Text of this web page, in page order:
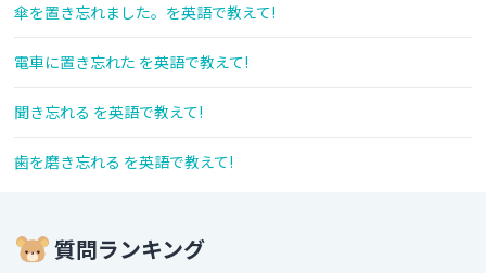
傘を置き忘れました。を英語で教えて!
電車に置き忘れた を英語で教えて!
聞き忘れる を英語で教えて!
歯を磨き忘れる を英語で教えて!
質問ランキング